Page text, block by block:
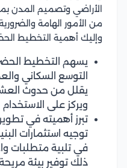
الأراضي وتصميم المدن
من الأمور الهامة
وإليك أهمية التخطيط
يسهم التخطيط
التوسع السكاني
يقلل من حدوث
ويركز على
تبرز أهميته في
توجيه استثمارات
في تلبية متطلبات
ذلك توفير بيئة